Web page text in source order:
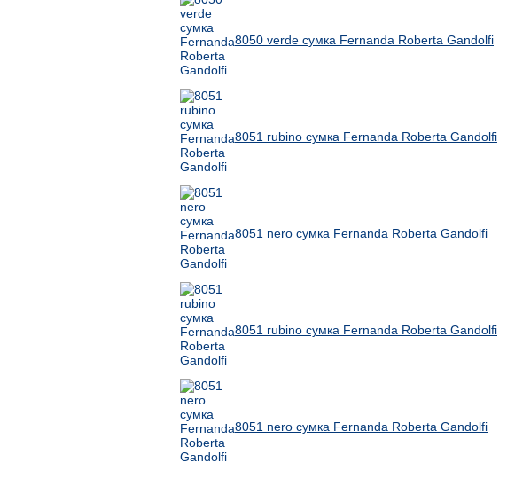
8050 verde сумка Fernanda Roberta Gandolfi
8051 rubino сумка Fernanda Roberta Gandolfi
8051 nero сумка Fernanda Roberta Gandolfi
8051 rubino сумка Fernanda Roberta Gandolfi
8051 nero сумка Fernanda Roberta Gandolfi